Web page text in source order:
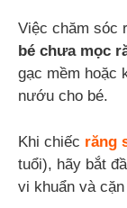
Việc chăm sóc
bé chưa mọc
gạc mềm hoặc
nướu cho bé.
Khi chiếc răng
tuổi), hãy bắt
vi khuẩn và